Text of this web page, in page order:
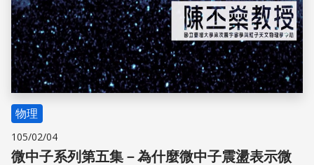
物理
105/02/04
微中子系列第五集－為什麼微中子震盪表示微